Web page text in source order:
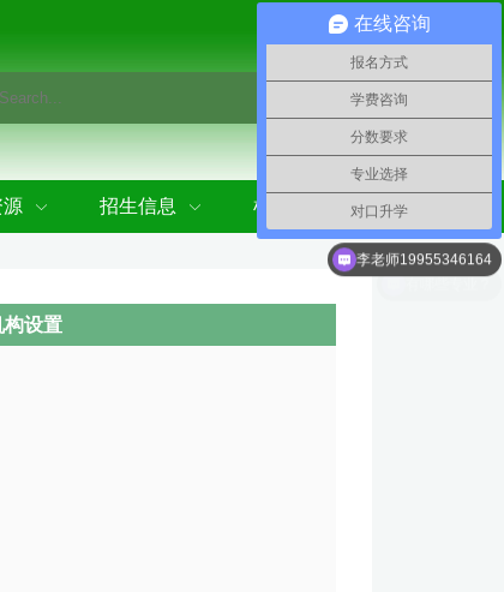
招生信息 机构设置
构设置
在线咨询
报名方式
学费咨询
分数要求
专业选择
对口升学
李老师19955346164